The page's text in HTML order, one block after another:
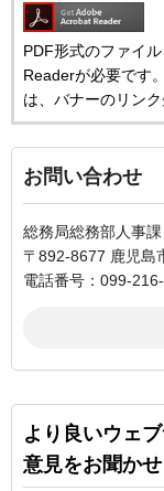
PDF形式のファイ
Readerが必要です
は、バナーのリン
お問い合わせ
総務局総務部人事課
〒892-8677 鹿児島
電話番号：099-
より良いウェ
意見をお聞か